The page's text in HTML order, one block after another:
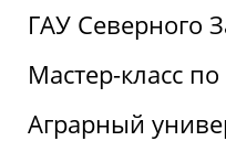
ГАУ Северного
Мастер-класс
Аграрный